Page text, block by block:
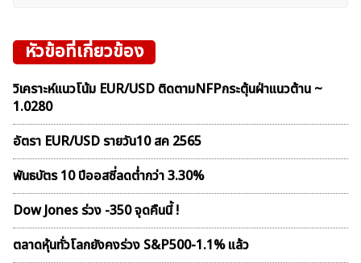
หัวข้อที่เกี่ยวข้อง
วิเคราะห์แนวโน้ม EUR/USD ติดตามNFPกระตุ้นฝ่าแนวต้าน ~
1.0280
อัตรา EUR/USD รายวัน10 สค 2565
พันธบัตร 10 ปีออสซี่ลดต่ำกว่า 3.30%
Dow Jones ร่วง -350 จุดคืนนี้ !
ตลาดหุ้นทั่วโลกยังคงร่วง S&P500-1.1% แล้ว